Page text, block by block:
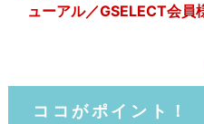
ューアル／GSELECT会員
ココがポイント！